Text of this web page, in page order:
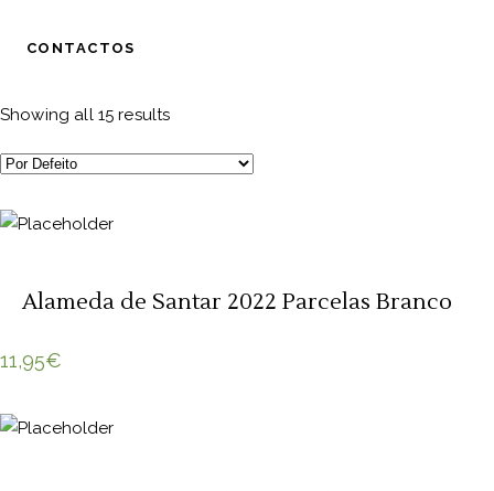
CONTACTOS
Showing all 15 results
Alameda de Santar 2022 Parcelas Branco
11,95€